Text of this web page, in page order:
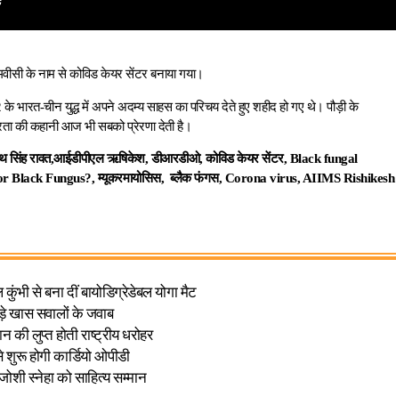
के नाम से कोविड केयर सेंटर बनाया गया।
भारत-चीन युद्ध में अपने अदम्य साहस का परिचय देते हुए शहीद हो गए थे। पौड़ी के
की कहानी आज भी सबको प्रेरणा देती है।
सिंह रावत,आईडीपीएल ऋषिकेश, डीआरडीओ,कोविड केयर सेंटर, Black fungal
Black Fungus?,म्यूकरमायोसिस, ब्लैक फंगस, Corona virus, AIIMS Rishikesh
से बना दीं बायोडिग्रेडेबल योगा मैट
खास सवालों के जवाब
लुप्त होती राष्ट्रीय धरोहर
होगी कार्डियो ओपीडी
स्नेहा को साहित्य सम्मान